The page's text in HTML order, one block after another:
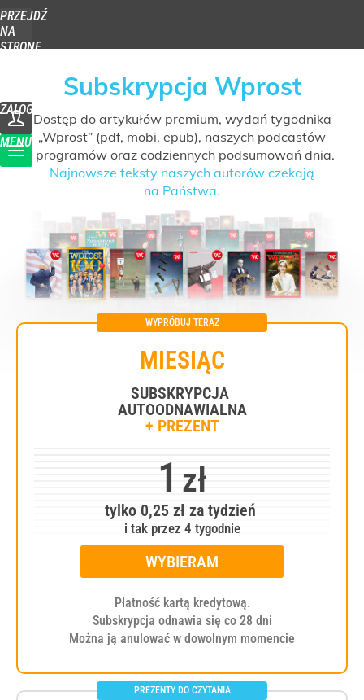
PRZEJDŹ
NA
STRONĘ
ZALOGUJ
MENU
Subskrypcja Wprost
Dostęp do artykułów premium, wydań tygodnika
„Wprost” (pdf, mobi, epub), naszych podcastów
i programów oraz codziennych podsumowań dnia.
Najnowsze teksty naszych autorów czekają
na Państwa.
MIESIĄC
SUBSKRYPCJA
AUTOODNAWIALNA
+ PREZENT
1 zł
tylko 0,25 zł za tydzień
i tak przez 4 tygodnie
WYBIERAM
Płatność kartą kredytową.
Subskrypcja odnawia się co 28 dni
Można ją anulować w dowolnym momencie